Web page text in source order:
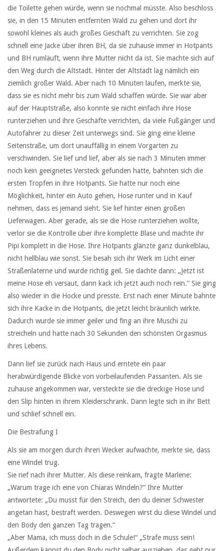
die Toilette gehen würde, wenn sie nochmal müsste. Also beschloss
sie, in den 15 Minuten entfernten Wald zu gehen und dort ihr
sowohl kleines als auch großes Geschäft zu verrichten. Sie zog
schnell eine Jacke über ihren BH, da sie zuhause immer in Hotpants
und BH rumläuft, wenn ihre Mutter nicht da ist. Sie machte sich auf
den Weg durch die Altstadt. Hinter der Altstadt lag nämlich ein
ziemlich großer Wald. Aber nach 10 Minuten laufen, merkte sie,
dass sie es nicht mehr bis zum Wald schaffen würde. Sie war aber
auf der Hauptstraße, also konnte sie nicht einfach ihre Hose
runterziehen und ihre Geschäfte verrichten, da viele Fußgänger und
Autofahrer zu dieser Zeit unterwegs sind. Sie ging eine kleine
Seitenstraße, um dort unauffällig in einem Vorgarten zu
verschwinden. Sie lief und lief, aber als sie nach 3 Minuten immer
noch kein geeignetes Versteck gefunden hatte, bahnten sich die
ersten Tropfen in ihre Hotpants. Sie hatte nur noch eine
Möglichkeit, hinter ein Auto gehen, Hose runter und in Kauf
nehmen, dass es jemand sieht. Sie lief hinter einen großen
Lieferwagen. Aber gerade, als sie die Hose runterziehen wollte,
verlor sie die Kontrolle über ihre komplette Blase und machte ihr
Pipi komplett in die Hose. Ihre Hotpants glänzte ganz dunkelblau,
nicht hellblau wie sonst. Sie besah sich ihr Werk im Licht einer
Straßenlaterne und wurde richtig geil. Sie dachte dann: „Jetzt ist
meine Hose eh versaut, dann kack ich jetzt auch noch rein.“ Sie ging
also wieder in die Hocke und presste. Erst nach einer Minute bahnte
sich ihre Kacke in die Hotpants, die jetzt leicht bräunlich wirkte.
Dadurch wurde sie immer geiler und fing an ihre Muschi zu
streicheln und hatte nach 30 Sekunden den schönsten Orgasmus
ihres Lebens.
Dann lief sie zurück nach Haus und erntete ein paar
herabwürdigende Blicke von vorbeilaufenden Passanten. Als sie
zuhause angekommen war, versteckte sie die dreckige Hose und
den Slip hinten in ihrem Kleiderschrank. Dann legte sich in ihr Bett
und schlief schnell ein.
Die Bestrafung I
Als sie am morgen durch ihren Wecker aufwachte, merkte sie, dass
eine Windel trug.
Sie rief nach ihrer Mutter. Als diese reinkam, fragte Marlene:
„Warum trage ich eine von Chiaras Windeln?“ Ihre Mutter
antwortete: „Du musst für den Streich, den du deiner Schwester
angetan hast, bestraft werden. Deswegen wirst du diese Windel und
den Body den ganzen Tag tragen.“
„Aber Mama, ich muss doch in die Schule!“ „Strafe muss sein!